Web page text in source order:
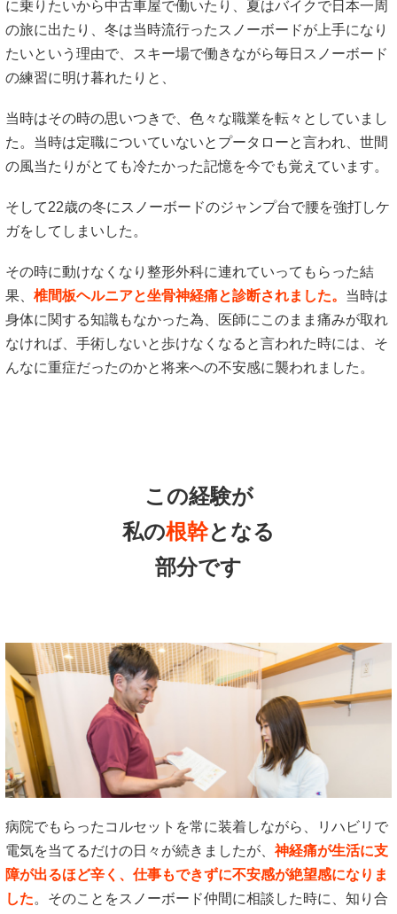
に乗りたいから中古車屋で働いたり、夏はバイクで日本一周
の旅に出たり、冬は当時流行ったスノーボードが上手になり
たいという理由で、スキー場で働きながら毎日スノーボード
の練習に明け暮れたりと、
当時はその時の思いつきで、色々な職業を転々としていまし
た。当時は定職についていないとプータローと言われ、世間
の風当たりがとても冷たかった記憶を今でも覚えています。
そして22歳の冬にスノーボードのジャンプ台で腰を強打しケ
ガをしてしまいした。
その時に動けなくなり整形外科に連れていってもらった結
果、 椎間板ヘルニアと坐骨神経痛と診断されました。 当時は
身体に関する知識もなかった為、医師にこのまま痛みが取れ
なければ、手術しないと歩けなくなると言われた時には、そ
んなに重症だったのかと将来への不安感に襲われました。
この経験が
私の根幹となる
部分です
病院でもらったコルセットを常に装着しながら、リハビリで
電気を当てるだけの日々が続きましたが、神経痛が生活に支
障が出るほど辛く、仕事もできずに不安感が絶望感になりま
した。そのことをスノーボード仲間に相談した時に、知り合